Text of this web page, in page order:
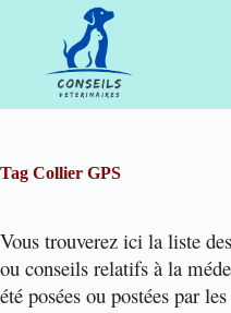
Tag Collier GPS
Vous trouverez ici la liste
ou conseils relatifs à la
été posées ou postées par